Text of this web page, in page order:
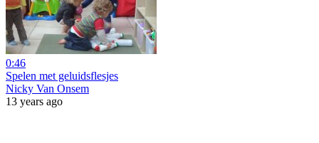
0:46
Spelen met geluidsflesjes
Nicky Van Onsem
13 years ago